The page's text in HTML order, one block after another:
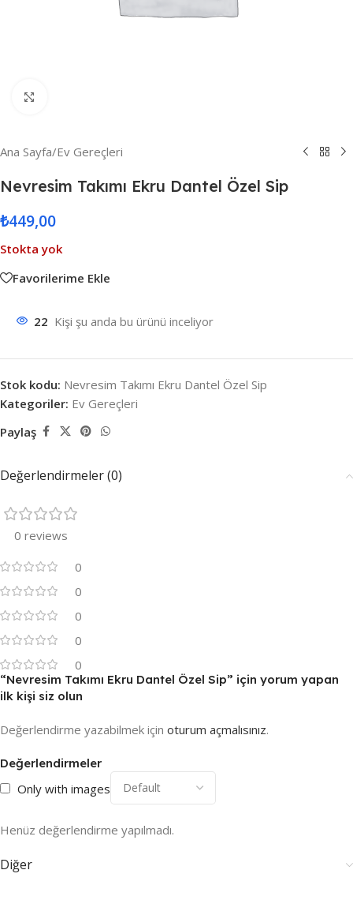
Ana Sayfa/Ev Gereçleri
Nevresim Takımı Ekru Dantel Özel Sip
₺449,00
Stokta yok
Favorilerime Ekle
22 Kişi şu anda bu ürünü inceliyor
Stok kodu: Nevresim Takımı Ekru Dantel Özel Sip
Kategoriler: Ev Gereçleri
Paylaş
Değerlendirmeler (0)
0 reviews
0
0
0
0
0
Değerlendirmeler
Only with images
Henüz değerlendirme yapılmadı.
“Nevresim Takımı Ekru Dantel Özel Sip” için yorum yapan
ilk kişi siz olun
Değerlendirme yazabilmek için oturum açmalısınız.
Diğer